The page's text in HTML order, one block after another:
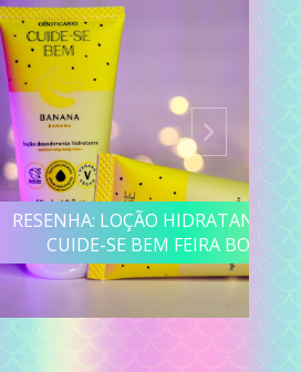
BANANA
FEIRA BOTICÁRIO